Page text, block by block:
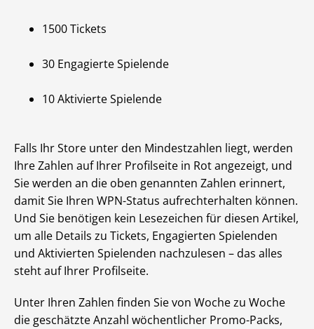
1500 Tickets
30 Engagierte Spielende
10 Aktivierte Spielende
Falls Ihr Store unter den Mindestzahlen liegt, werden
Ihre Zahlen auf Ihrer Profilseite in Rot angezeigt, und
Sie werden an die oben genannten Zahlen erinnert,
damit Sie Ihren WPN-Status aufrechterhalten können.
Und Sie benötigen kein Lesezeichen für diesen Artikel,
um alle Details zu Tickets, Engagierten Spielenden
und Aktivierten Spielenden nachzulesen – das alles
steht auf Ihrer Profilseite.
Unter Ihren Zahlen finden Sie von Woche zu Woche
die geschätzte Anzahl wöchentlicher Promo-Packs,